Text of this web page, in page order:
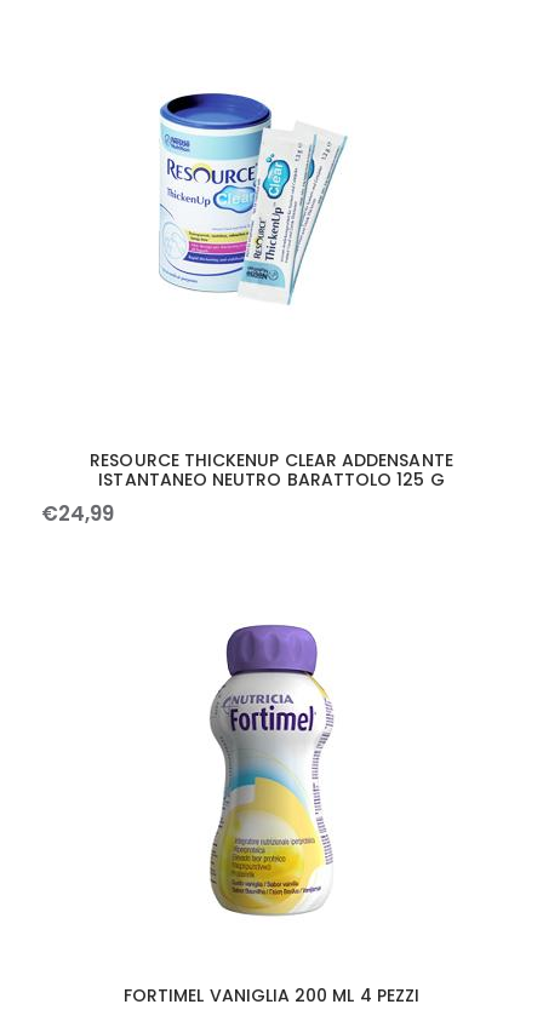
RESOURCE THICKENUP CLEAR ADDENSANTE
ISTANTANEO NEUTRO BARATTOLO 125 G
€24,99
FORTIMEL VANIGLIA 200 ML 4 PEZZI